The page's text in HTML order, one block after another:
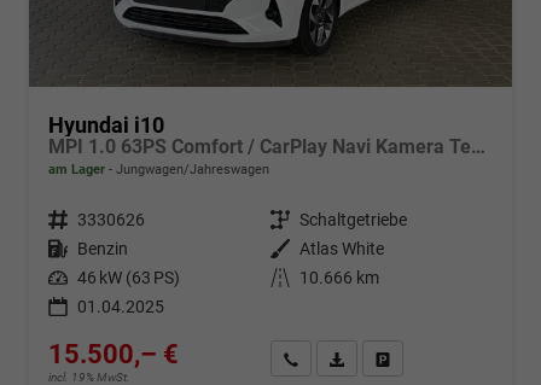
Hyundai i10
MPI 1.0 63PS Comfort / CarPlay Navi Kamera Tempomat Alu 15''
am Lager Jungwagen/Jahreswagen
Fahrzeugnr. 3330626 Getriebe Schaltgetriebe
Kraftstoff Benzin Außenfarbe
Atlas White
Leistung 46 kW (63 PS) Kilometerstand
10.666 km
01.04.2025
15.500,– €
incl. 19% MwSt.
Wir rufen Sie anFahrzeugexposé (PDF)